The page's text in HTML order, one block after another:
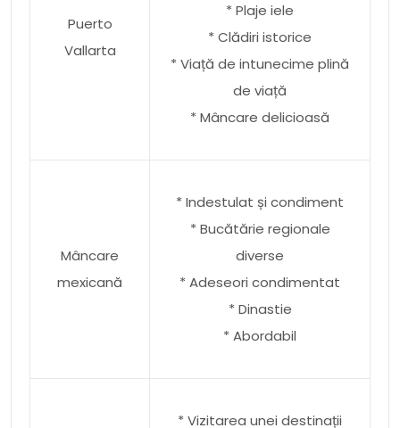
Puerto
Vallarta
* Plaje iele
* Clădiri istorice
* Viață de intunecime plină
de viață
* Mâncare delicioasă
Mâncare
mexicană
* Indestulat și condiment
* Bucătărie regionale
diverse
* Adeseori condimentat
* Dinastie
* Abordabil
* Vizitarea unei destinații